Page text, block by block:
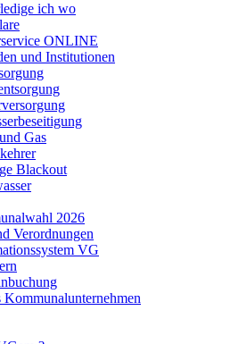
ich wo
ONLINE
und Institutionen
Gas
Blackout
2026
Verordnungen
VG
Kommunalunternehmen